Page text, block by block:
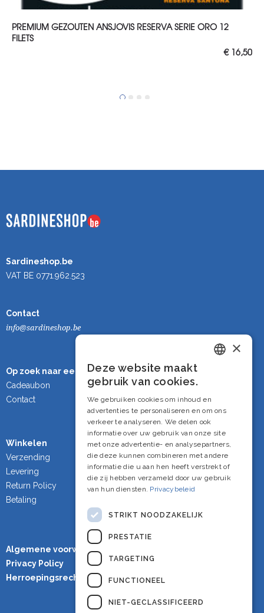
TOEVOEGEN AAN WINKELWAGEN
PREMIUM GEZOUTEN ANSJOVIS RESERVA SERIE ORO 12
FILETS
€16,50
Sardineshop.be
VAT BE 0771.962.523
Contact
info@sardineshop.be
Op zoek naar een cadeau?
Cadeaubon
Contact
Winkelen
Verzending
Levering
Return Policy
Betaling
Algemene voorwaarden
Privacy Policy
Herroepingsrecht
×
Deze website maakt
gebruik van cookies.
We gebruiken cookies om inhoud en
advertenties te personaliseren en om ons
verkeer te analyseren. We delen ook
informatie over uw gebruik van onze site
met onze advertentie- en analysepartners,
die deze kunnen combineren met andere
informatie die u aan hen heeft verstrekt of
die zij hebben verzameld door uw gebruik
van hun diensten. Privacybeleid
STRIKT NOODZAKELIJK
PRESTATIE
TARGETING
FUNCTIONEEL
NIET-GECLASSIFICEERD